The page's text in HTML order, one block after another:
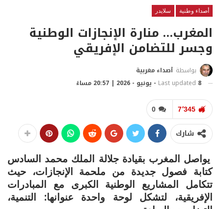
أصداء وطنية سلايدر
المغرب… منارة الإنجازات الوطنية
وجسر للتضامن الإفريقي
بواسطة أصداء مغربية
Last updated 8 - يونيو - 2026 | 20:57 مساءً
0 7٬345
شارك
يواصل المغرب بقيادة جلالة الملك محمد السادس
كتابة فصول جديدة من ملحمة الإنجازات، حيث
تتكامل المشاريع الوطنية الكبرى مع المبادرات
الإفريقية، لتشكل لوحة واحدة عنوانها: التنمية،